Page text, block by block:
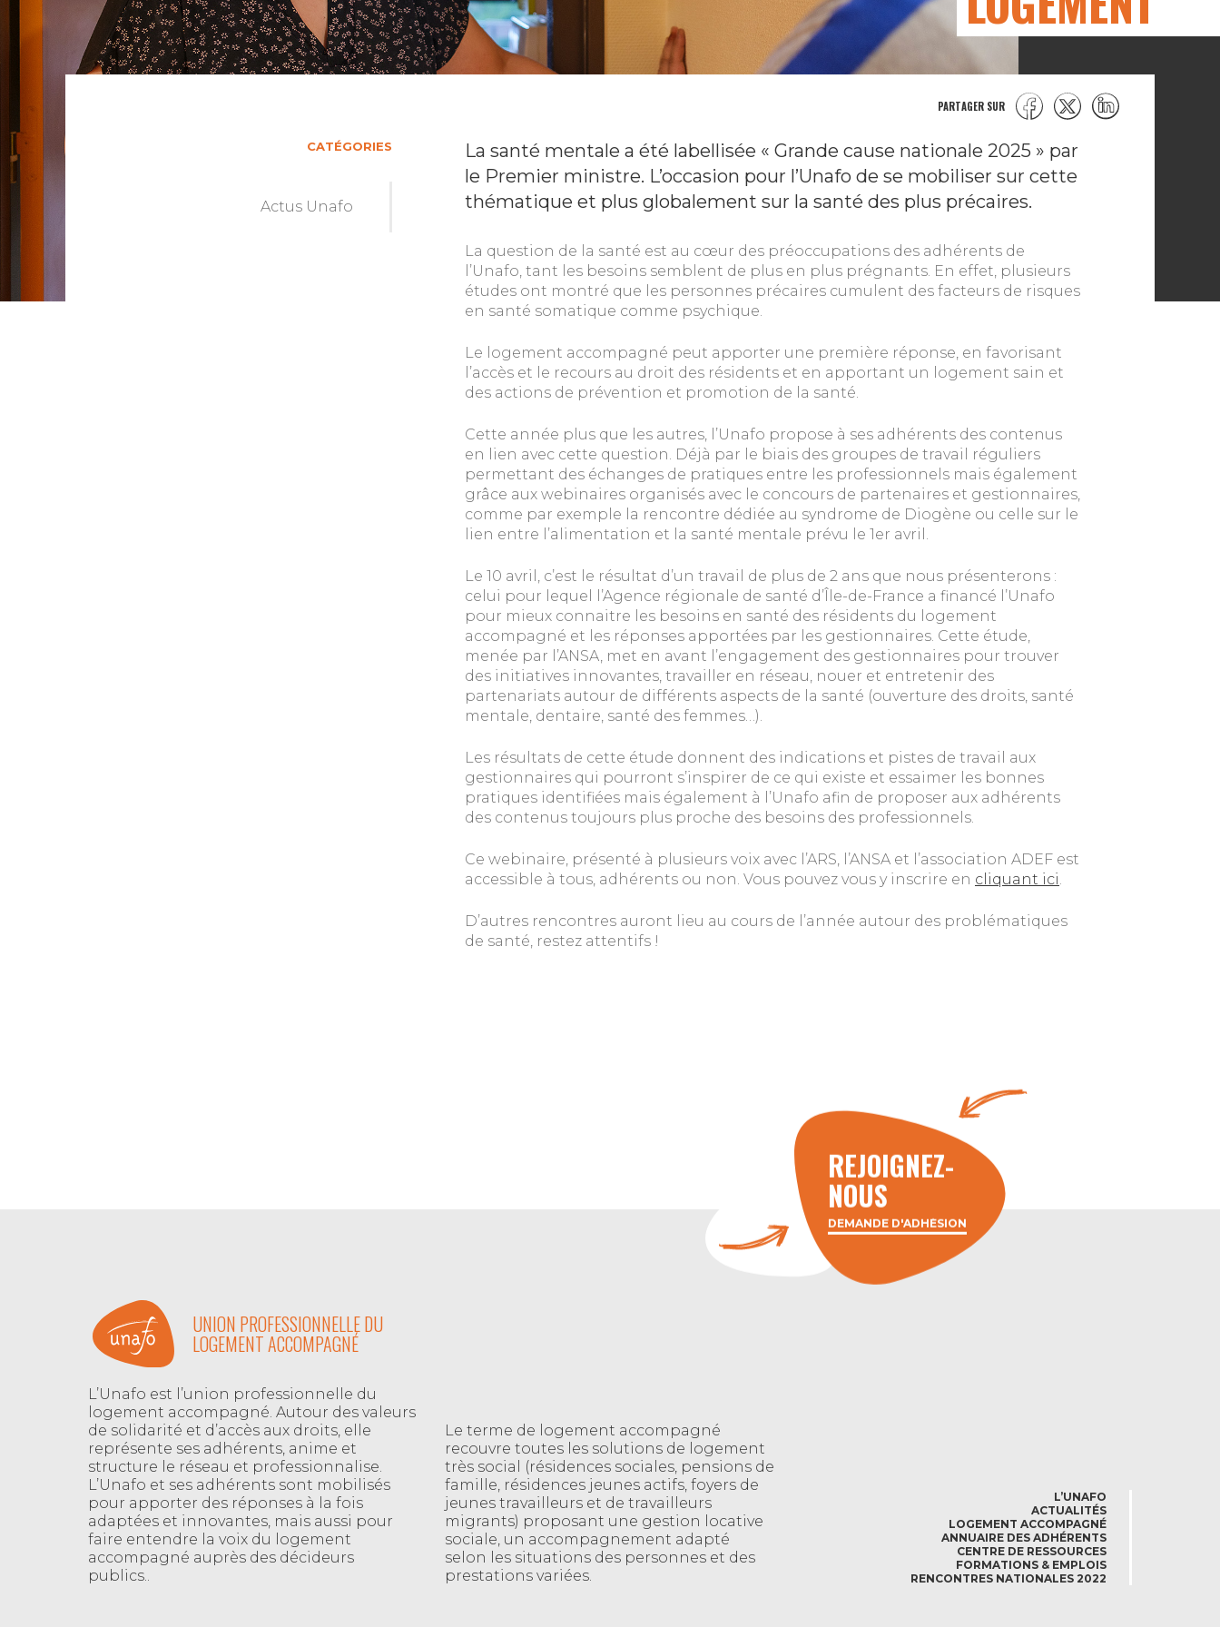
CATÉGORIES
Actus Unafo
PARTAGER SUR
La santé mentale a été labellisée « Grande cause nationale 2025 » par
le Premier ministre. L’occasion pour l’Unafo de se mobiliser sur cette
thématique et plus globalement sur la santé des plus précaires.
La question de la santé est au cœur des préoccupations des adhérents de
l’Unafo, tant les besoins semblent de plus en plus prégnants. En effet, plusieurs
études ont montré que les personnes précaires cumulent des facteurs de risques
en santé somatique comme psychique.
Le logement accompagné peut apporter une première réponse, en favorisant
l’accès et le recours au droit des résidents et en apportant un logement sain et
des actions de prévention et promotion de la santé.
Cette année plus que les autres, l’Unafo propose à ses adhérents des contenus
en lien avec cette question. Déjà par le biais des groupes de travail réguliers
permettant des échanges de pratiques entre les professionnels mais également
grâce aux webinaires organisés avec le concours de partenaires et gestionnaires,
comme par exemple la rencontre dédiée au syndrome de Diogène ou celle sur le
lien entre l’alimentation et la santé mentale prévu le 1er avril.
Le 10 avril, c’est le résultat d’un travail de plus de 2 ans que nous présenterons :
celui pour lequel l’Agence régionale de santé d’Île-de-France a financé l’Unafo
pour mieux connaitre les besoins en santé des résidents du logement
accompagné et les réponses apportées par les gestionnaires. Cette étude,
menée par l’ANSA, met en avant l’engagement des gestionnaires pour trouver
des initiatives innovantes, travailler en réseau, nouer et entretenir des
partenariats autour de différents aspects de la santé (ouverture des droits, santé
mentale, dentaire, santé des femmes…).
Les résultats de cette étude donnent des indications et pistes de travail aux
gestionnaires qui pourront s’inspirer de ce qui existe et essaimer les bonnes
pratiques identifiées mais également à l’Unafo afin de proposer aux adhérents
des contenus toujours plus proche des besoins des professionnels.
Ce webinaire, présenté à plusieurs voix avec l’ARS, l’ANSA et l’association ADEF est
accessible à tous, adhérents ou non. Vous pouvez vous y inscrire en cliquant ici.
D’autres rencontres auront lieu au cours de l’année autour des problématiques
de santé, restez attentifs !
REJOIGNEZ-
NOUS
DEMANDE D'ADHÉSION
UNION PROFESSIONNELLE DU
LOGEMENT ACCOMPAGNÉ
L’Unafo est l’union professionnelle du
logement accompagné. Autour des valeurs
de solidarité et d’accès aux droits, elle
représente ses adhérents, anime et
structure le réseau et professionnalise.
L’Unafo et ses adhérents sont mobilisés
pour apporter des réponses à la fois
adaptées et innovantes, mais aussi pour
faire entendre la voix du logement
accompagné auprès des décideurs
publics..
Le terme de logement accompagné
recouvre toutes les solutions de logement
très social (résidences sociales, pensions de
famille, résidences jeunes actifs, foyers de
jeunes travailleurs et de travailleurs
migrants) proposant une gestion locative
sociale, un accompagnement adapté
selon les situations des personnes et des
prestations variées.
L’UNAFO
ACTUALITÉS
LOGEMENT ACCOMPAGNÉ
ANNUAIRE DES ADHÉRENTS
CENTRE DE RESSOURCES
FORMATIONS & EMPLOIS
RENCONTRES NATIONALES 2022